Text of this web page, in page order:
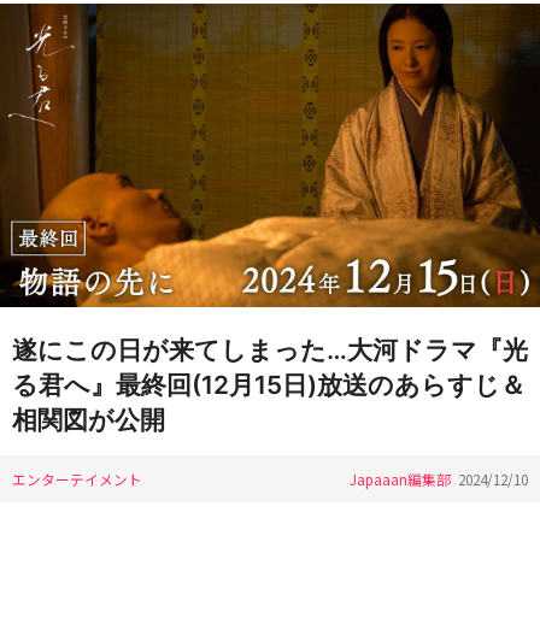
遂にこの日が来てしまった…大河ドラマ『光
る君へ』最終回(12月15日)放送のあらすじ＆
相関図が公開
エンターテイメント Japaaan編集部 2024/12/10